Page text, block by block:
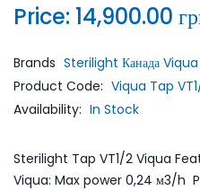
Price: 14,900.00
Brands Sterilight Канада Viqua
Product Code: Viqua Tap
Availability: In Stock
Sterilight Tap VT1/2 Viqua
Viqua: Max power 0,24 м3/h